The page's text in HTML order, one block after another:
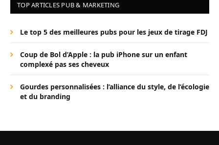
TOP ARTICLES PUB & MARKETING
Le top 5 des meilleures pubs pour les jeux de tirage FDJ
Coup de Bol d’Apple : la pub iPhone sur un enfant
complexé pas ses cheveux
Gourdes personnalisées : l’alliance du style, de l’écologie
et du branding